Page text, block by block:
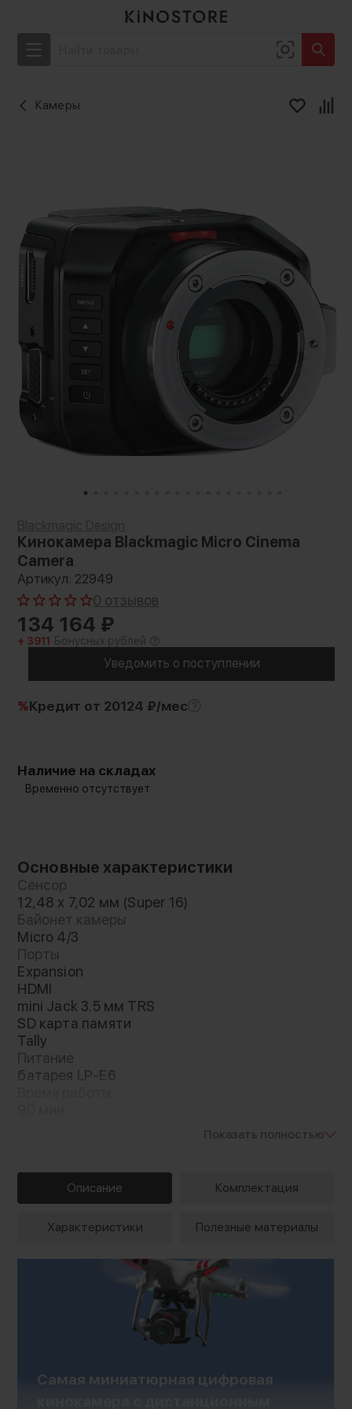
Камеры
Кинокамера Blackmagic Micro Cinema
Camera
Артикул: 22949
0 отзывов
134 164 ₽
+ 3911 Бонусных рублей
Уведомить о поступлении
%Кредит от 20124 ₽/мес
Наличие на складах
Временно отсутствует
Основные характеристики
Сенсор
12,48 x 7,02 мм (Super 16)
Байонет камеры
Micro 4/3
Порты
Expansion
HDMI
mini Jack 3.5 мм TRS
SD карта памяти
Tally
Питание
батарея LP-E6
встроенный микрофон
подключение микрофона
Показать полностью
Описание Комплектация
Характеристики Полезные материалы
Самая миниатюрная цифровая